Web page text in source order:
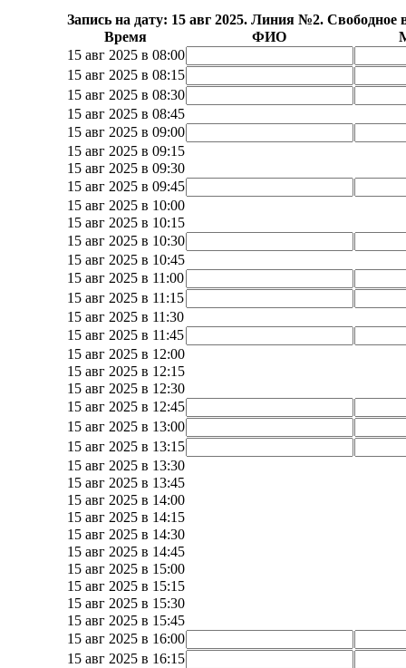
Запись на дату: 15 авг 2025. Линия №2. Свободное
Время
ФИО
15 авг 2025 в 08:00
15 авг 2025 в 08:15
15 авг 2025 в 08:30
15 авг 2025 в 08:45
15 авг 2025 в 09:00
15 авг 2025 в 09:15
15 авг 2025 в 09:30
15 авг 2025 в 09:45
15 авг 2025 в 10:00
15 авг 2025 в 10:15
15 авг 2025 в 10:30
15 авг 2025 в 10:45
15 авг 2025 в 11:00
15 авг 2025 в 11:15
15 авг 2025 в 11:30
15 авг 2025 в 11:45
15 авг 2025 в 12:00
15 авг 2025 в 12:15
15 авг 2025 в 12:30
15 авг 2025 в 12:45
15 авг 2025 в 13:00
15 авг 2025 в 13:15
15 авг 2025 в 13:30
15 авг 2025 в 13:45
15 авг 2025 в 14:00
15 авг 2025 в 14:15
15 авг 2025 в 14:30
15 авг 2025 в 14:45
15 авг 2025 в 15:00
15 авг 2025 в 15:15
15 авг 2025 в 15:30
15 авг 2025 в 15:45
15 авг 2025 в 16:00
15 авг 2025 в 16:15